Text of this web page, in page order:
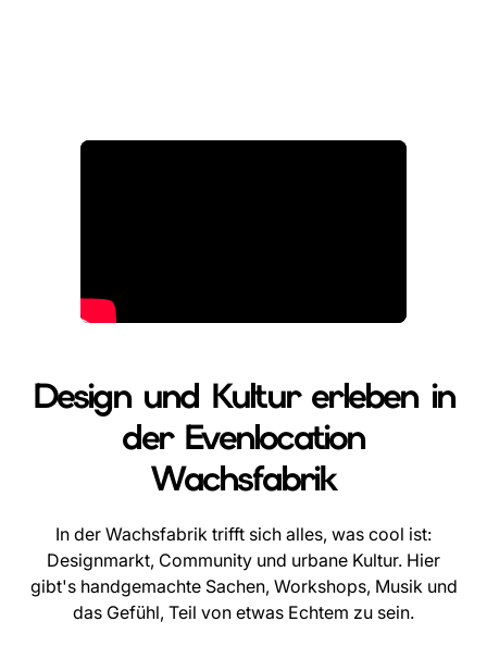
Design und Kultur erleben in
der Evenlocation
Wachsfabrik
In der Wachsfabrik trifft sich alles, was cool ist:
Designmarkt, Community und urbane Kultur. Hier
gibt's handgemachte Sachen, Workshops, Musik und
das Gefühl, Teil von etwas Echtem zu sein.